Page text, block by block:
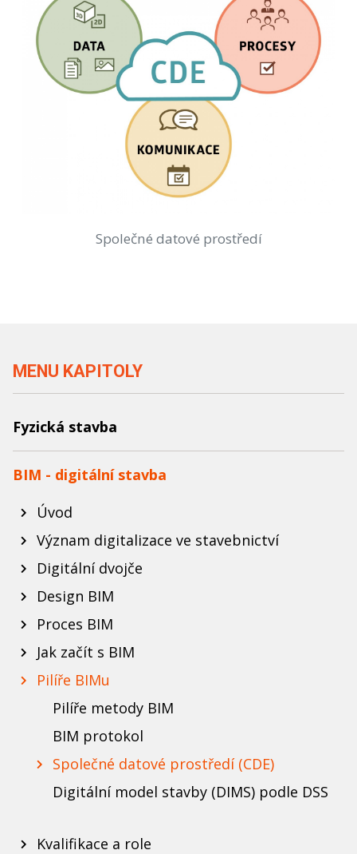
MENU KAPITOLY
Fyzická stavba
BIM - digitální stavba
Úvod
Význam digitalizace ve stavebnictví
Digitální dvojče
Design BIM
Proces BIM
Jak začít s BIM
Pilíře BIMu
Pilíře metody BIM
BIM protokol
Společné datové prostředí (CDE)
Digitální model stavby (DIMS) podle DSS
Kvalifikace a role
Společné datové prostředí